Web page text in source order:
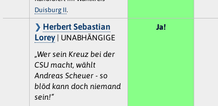
Duisburg II.
Herbert Sebastian
Lorey| UNABHÄNGIGE
„Wer sein Kreuz bei der
CSU macht, wählt
Andreas Scheuer - so
blöd kann doch niemand
sein!“
Ja!